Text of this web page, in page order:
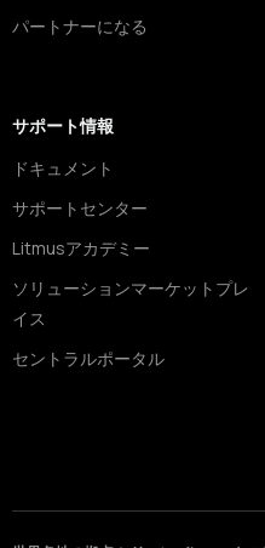
パートナーになる
サポート情報
ドキュメント
サポートセンター
Litmusアカデミー
ソリューションマーケットプレ
イス
セントラルポータル